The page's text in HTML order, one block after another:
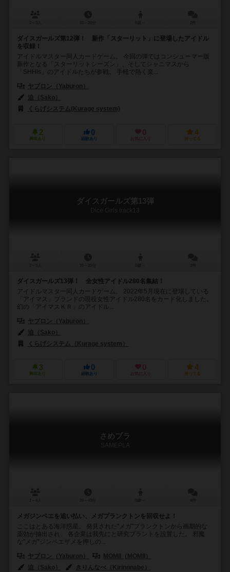
ダイスガールズ第12弾！ 新作「スターリット」に登場したアイドル
を収録！
アイドルマスター同人カードゲーム。 今回の弾ではコンシューマー版
新作となる「スターリットシーズン」、そしてシャニマスから
「SHHis」のアイドルたちが参戦。 手軽で熱く楽...
ヤブロン（Yaburon）
迫（Sako）
くらげシステム(Kurage system)
2
興味あり
0
経験あり
0
お気に入り
4
持ってる
ダイスガールズ第13弾
Dice Girls track13
ダイスガールズ13弾！ 全女性アイドル280名集結！
アイドルマスター同人カードゲーム。 2022年5月現在に登場している
「アイマス」ブランドの現役女性アイドル280名をカード化しました。
幻の「アイマスＫＲ」のアイドル...
ヤブロン（Yaburon）
迫（Sako）
くらげシステム（Kurage system）
3
興味あり
0
経験あり
0
お気に入り
4
持ってる
さめプラ
SAMEPLA
メガジンベエを追い払い、メガプランクトンを回収せよ！
ここはとある海洋惑星。 発見された"メガ"プランクトンから画期的な
薬効が抽出され、 各企業は我先にと研究プラントを設置した。 邪魔
な"メガ"ジンベエザメを押しの...
ヤブロン（Yaburon）
MOMII（MOMII）
迫（Sako）
きりんなべ（Kirinnnabe）